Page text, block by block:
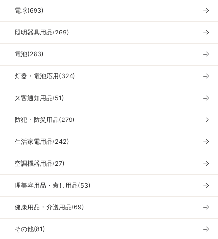
電球(693) ＋
照明器具用品(269) ＋
電池(283) ＋
灯器・電池応用(324) ＋
来客通知用品(51) ＋
防犯・防災用品(279) ＋
生活家電用品(242) ＋
空調機器用品(27) ＋
理美容用品・癒し用品(53) ＋
健康用品・介護用品(69) ＋
その他(81) ＋